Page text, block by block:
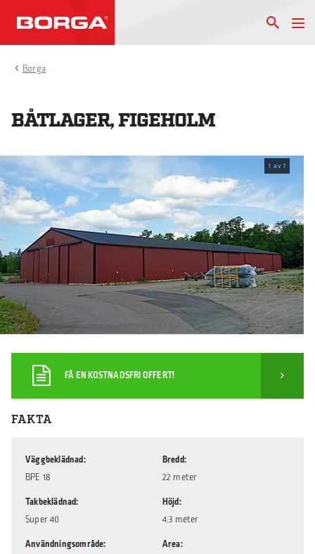
Borga
BÅTLAGER, FIGEHOLM
1 av 1
FÅ EN KOSTNADSFRI OFFERT!
FAKTA
Väggbeklädnad
BPE 18
Takbeklädnad
Super 40
Användningsområde
Bredd
22 meter
Höjd
4.3 meter
Area